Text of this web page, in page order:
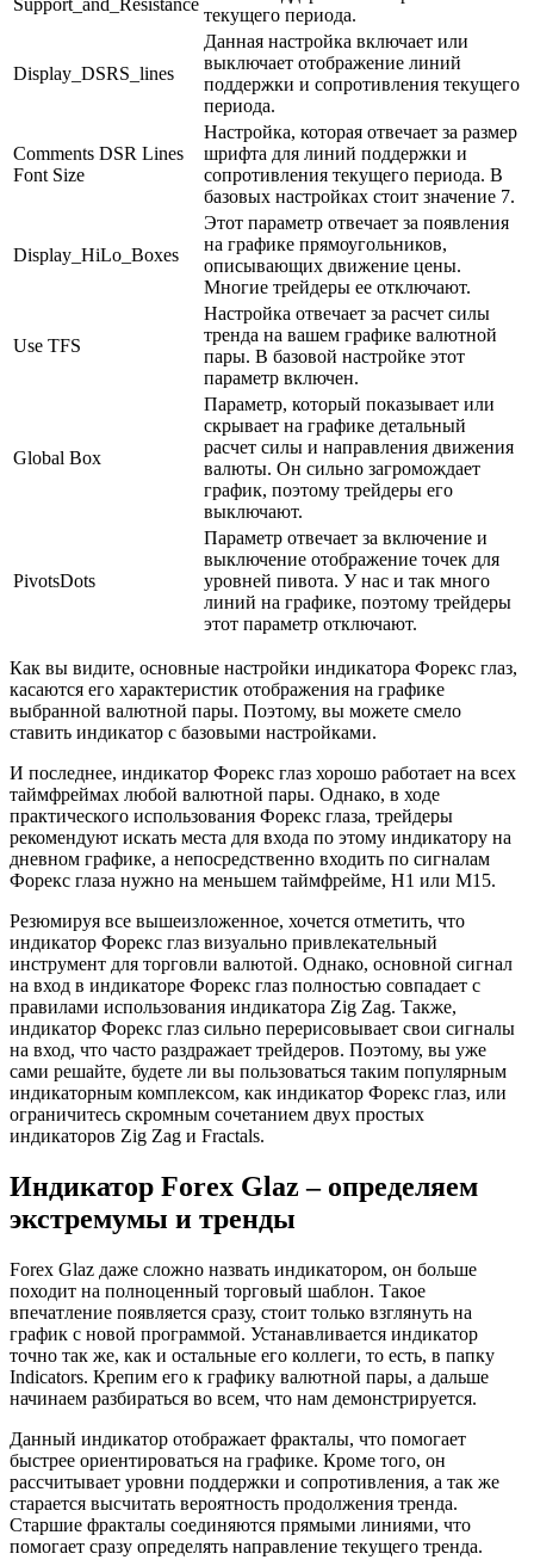
текущего периода.
Display_DSRS_lines
Данная настройка включает или
выключает отображение линий
поддержки и сопротивления текущего
периода.
Comments DSR Lines
Font Size
Настройка, которая отвечает за размер
шрифта для линий поддержки и
сопротивления текущего периода. В
базовых настройках стоит значение 7.
Display_HiLo_Boxes
Этот параметр отвечает за появления
на графике прямоугольников,
описывающих движение цены.
Многие трейдеры ее отключают.
Use TFS
Настройка отвечает за расчет силы
тренда на вашем графике валютной
пары. В базовой настройке этот
параметр включен.
Global Box
Параметр, который показывает или
скрывает на графике детальный
расчет силы и направления движения
валюты. Он сильно загромождает
график, поэтому трейдеры его
выключают.
PivotsDots
Параметр отвечает за включение и
выключение отображение точек для
уровней пивота. У нас и так много
линий на графике, поэтому трейдеры
этот параметр отключают.
Как вы видите, основные настройки индикатора Форекс глаз,
касаются его характеристик отображения на графике
выбранной валютной пары. Поэтому, вы можете смело
ставить индикатор с базовыми настройками.
И последнее, индикатор Форекс глаз хорошо работает на всех
таймфреймах любой валютной пары. Однако, в ходе
практического использования Форекс глаза, трейдеры
рекомендуют искать места для входа по этому индикатору на
дневном графике, а непосредственно входить по сигналам
Форекс глаза нужно на меньшем таймфрейме, Н1 или М15.
Резюмируя все вышеизложенное, хочется отметить, что
индикатор Форекс глаз визуально привлекательный
инструмент для торговли валютой. Однако, основной сигнал
на вход в индикаторе Форекс глаз полностью совпадает с
правилами использования индикатора Zig Zag. Также,
индикатор Форекс глаз сильно перерисовывает свои сигналы
на вход, что часто раздражает трейдеров. Поэтому, вы уже
сами решайте, будете ли вы пользоваться таким популярным
индикаторным комплексом, как индикатор Форекс глаз, или
ограничитесь скромным сочетанием двух простых
индикаторов Zig Zag и Fractals.
Индикатор Forex Glaz – определяем
экстремумы и тренды
Forex Glaz даже сложно назвать индикатором, он больше
походит на полноценный торговый шаблон. Такое
впечатление появляется сразу, стоит только взглянуть на
график с новой программой. Устанавливается индикатор
точно так же, как и остальные его коллеги, то есть, в папку
Indicators. Крепим его к графику валютной пары, а дальше
начинаем разбираться во всем, что нам демонстрируется.
Данный индикатор отображает фракталы, что помогает
быстрее ориентироваться на графике. Кроме того, он
рассчитывает уровни поддержки и сопротивления, а так же
старается высчитать вероятность продолжения тренда.
Старшие фракталы соединяются прямыми линиями, что
помогает сразу определять направление текущего тренда.